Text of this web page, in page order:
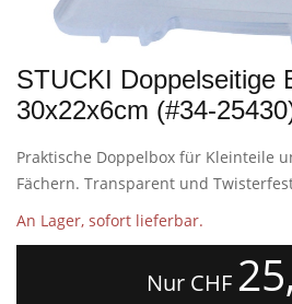
STUCKI Doppelseitige
30x22x6cm (#34-
Praktische Doppelbox für Kleinteile
Fächern. Transparent und
An Lager, sofort lieferbar.
Nur CHF